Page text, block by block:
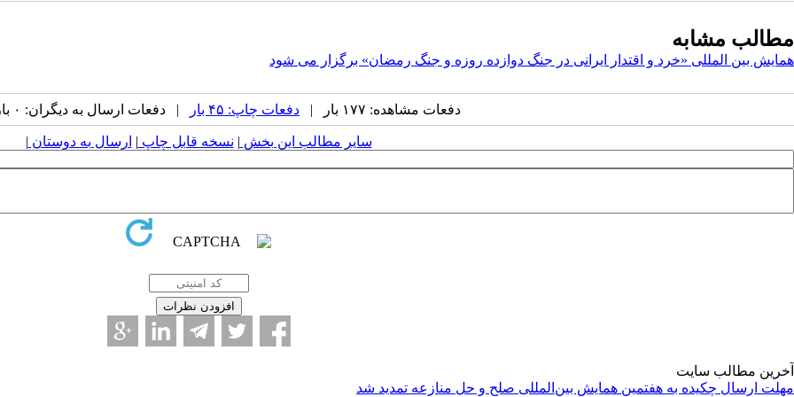
مطالب مشابه
همایش بین المللی «خرد و اقتدار ایرانی در جنگ دوازده روزه و جنگ رمضان» برگزار می شود
دفعات مشاهده: ۱۷۷ بار | دفعات چاپ: ۴۵ بار | دفعات ارسال به دیگران: ۰ بار |
سایر مطالب این بخش | نسخه قابل چاپ | ارسال به دوستان |
آخرین مطالب سایت
مهلت ارسال چکیده به هفتمین همایش بین‌المللی صلح و حل منازعه تمدید شد